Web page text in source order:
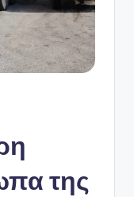
της